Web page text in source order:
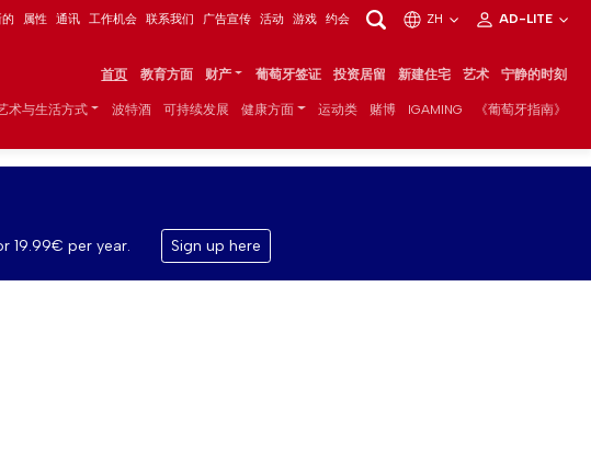
属性 通讯 工作机会 联系我们 广告宣传 活动 游戏 约会 ZH AD-LITE
首页 教育方面 财产 葡萄牙签证 投资居留 新建住宅 艺术 宁静的时刻
术与生活方式 波特酒 可持续发展 健康方面 运动类 赌博 IGAMING 《葡萄牙指南》
19.99€ per year. Sign up here